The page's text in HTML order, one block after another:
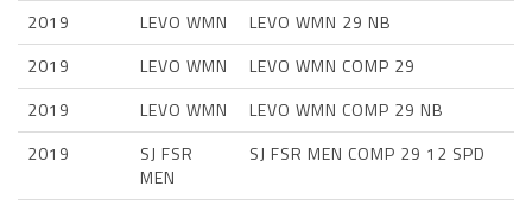
2019
LEVO WMN
LEVO WMN 29 NB
2019
LEVO WMN
LEVO WMN COMP 29
2019
LEVO WMN
LEVO WMN COMP 29 NB
2019
SJ FSR
MEN
SJ FSR MEN COMP 29 12 SPD